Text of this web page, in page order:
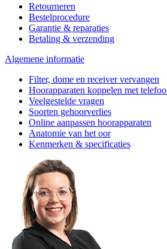
Retourneren
Bestelprocedure
Garantie & reparaties
Betaling & verzending
Algemene informatie
Filter, dome en receiver vervangen
Hoorapparaten koppelen met
Veelgestelde vragen
Soorten gehoorverlies
Online aanpassen hoorapparaten
Anatomie van het oor
Kenmerken & specificaties